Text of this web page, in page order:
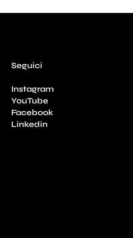
Seguici
Instagram
YouTube
Facebook
Linkedin